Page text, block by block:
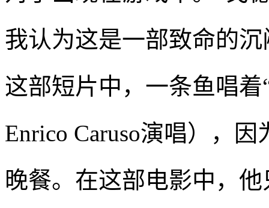
我认为这是一部致命的
这部短片中，一条鱼唱着
Enrico Caruso演唱），
晚餐。在这部电影中，